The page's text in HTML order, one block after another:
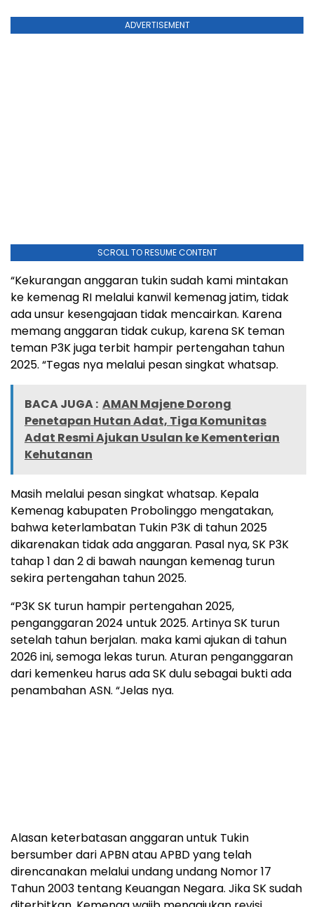
ADVERTISEMENT
SCROLL TO RESUME CONTENT
“Kekurangan anggaran tukin sudah kami mintakan
ke kemenag RI melalui kanwil kemenag jatim, tidak
ada unsur kesengajaan tidak mencairkan. Karena
memang anggaran tidak cukup, karena SK teman
teman P3K juga terbit hampir pertengahan tahun
2025. “Tegas nya melalui pesan singkat whatsap.
BACA JUGA : AMAN Majene Dorong
Penetapan Hutan Adat, Tiga Komunitas
Adat Resmi Ajukan Usulan ke Kementerian
Kehutanan
Masih melalui pesan singkat whatsap. Kepala
Kemenag kabupaten Probolinggo mengatakan,
bahwa keterlambatan Tukin P3K di tahun 2025
dikarenakan tidak ada anggaran. Pasal nya, SK P3K
tahap 1 dan 2 di bawah naungan kemenag turun
sekira pertengahan tahun 2025.
“P3K SK turun hampir pertengahan 2025,
penganggaran 2024 untuk 2025. Artinya SK turun
setelah tahun berjalan. maka kami ajukan di tahun
2026 ini, semoga lekas turun. Aturan penganggaran
dari kemenkeu harus ada SK dulu sebagai bukti ada
penambahan ASN. “Jelas nya.
Alasan keterbatasan anggaran untuk Tukin
bersumber dari APBN atau APBD yang telah
direncanakan melalui undang undang Nomor 17
Tahun 2003 tentang Keuangan Negara. Jika SK sudah